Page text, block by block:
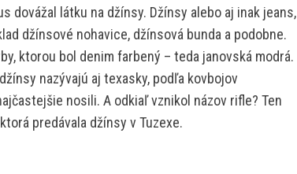
dovážal látku na džínsy. Džínsy alebo aj inak jeans,
džínsové nohavice, džínsová bunda a podobne.
ktorou bol denim farbený – teda janovská modrá.
nazývajú aj texasky, podľa kovbojov
nosili. A odkiaľ vznikol názov rifle? Ten
predávala džínsy v Tuzexe.